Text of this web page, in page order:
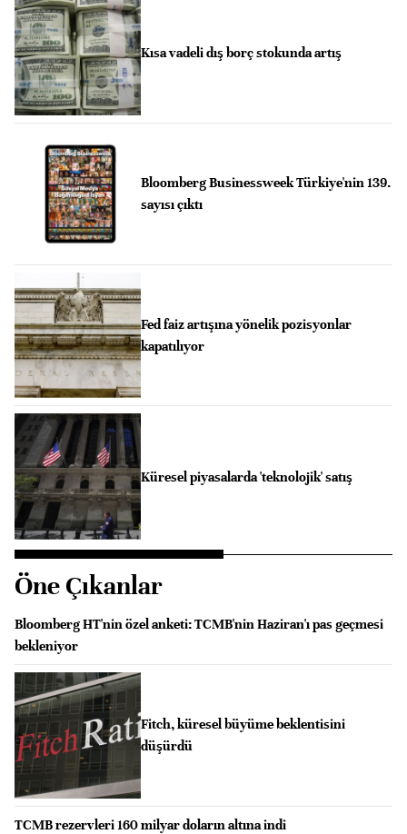
Kısa vadeli dış borç stokunda artış
Bloomberg Businessweek Türkiye'nin 139.
sayısı çıktı
Fed faiz artışına yönelik pozisyonlar
kapatılıyor
Küresel piyasalarda 'teknolojik' satış
Öne Çıkanlar
Bloomberg HT'nin özel anketi: TCMB'nin Haziran'ı pas geçmesi
bekleniyor
Fitch, küresel büyüme beklentisini
düşürdü
TCMB rezervleri 160 milyar doların altına indi